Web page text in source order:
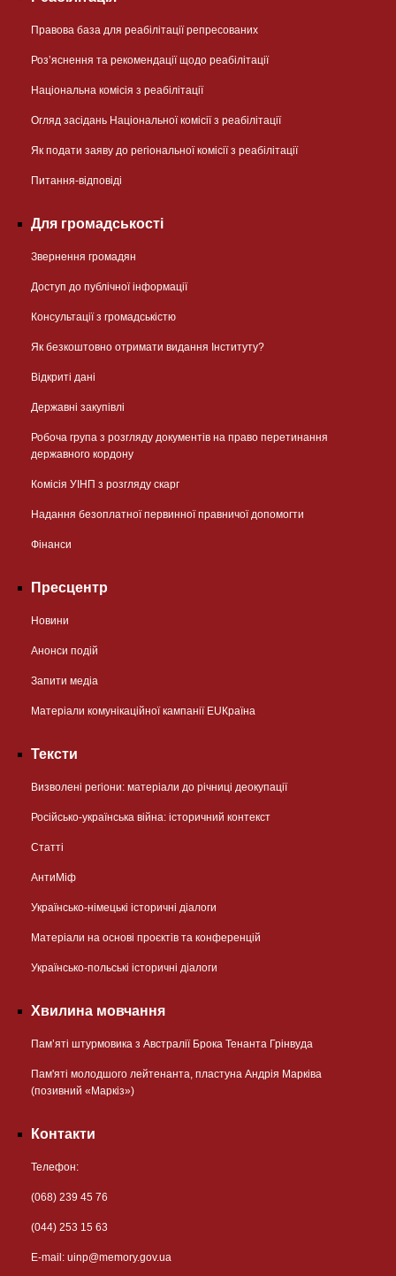
Правова база для реабілітації репресованих
Розʼяснення та рекомендації щодо реабілітації
Національна комісія з реабілітації
Огляд засідань Національної комісії з реабілітації
Як подати заяву до регіональної комісії з реабілітації
Питання-відповіді
Для громадськості
Звернення громадян
Доступ до публічної інформації
Консультації з громадськістю
Як безкоштовно отримати видання Інституту?
Відкриті дані
Державні закупівлі
Робоча група з розгляду документів на право перетинання
державного кордону
Комісія УІНП з розгляду скарг
Надання безоплатної первинної правничої допомогти
Фінанси
Пресцентр
Новини
Анонси подій
Запити медіа
Матеріали комунікаційної кампанії EUКраїна
Тексти
Визволені регіони: матеріали до річниці деокупації
Російсько-українська війна: історичний контекст
Статті
АнтиМіф
Українсько-німецькі історичні діалоги
Матеріали на основі проєктів та конференцій
Українсько-польські історичні діалоги
Хвилина мовчання
Пам’яті штурмовика з Австралії Брока Тенанта Грінвуда
Пам'яті молодшого лейтенанта, пластуна Андрія Марківа
(позивний «Маркіз»)
Контакти
Телефон:
(068) 239 45 76
(044) 253 15 63
Е-mail: uinp@memory.gov.ua